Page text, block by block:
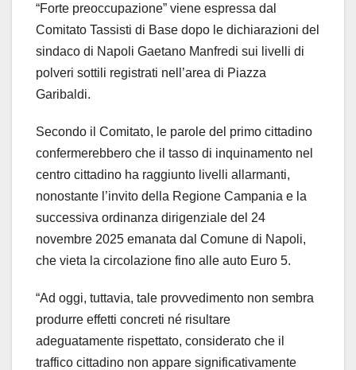
“Forte preoccupazione” viene espressa dal
Comitato Tassisti di Base dopo le dichiarazioni del
sindaco di Napoli Gaetano Manfredi sui livelli di
polveri sottili registrati nell’area di Piazza
Garibaldi.
Secondo il Comitato, le parole del primo cittadino
confermerebbero che il tasso di inquinamento nel
centro cittadino ha raggiunto livelli allarmanti,
nonostante l’invito della Regione Campania e la
successiva ordinanza dirigenziale del 24
novembre 2025 emanata dal Comune di Napoli,
che vieta la circolazione fino alle auto Euro 5.
“Ad oggi, tuttavia, tale provvedimento non sembra
produrre effetti concreti né risultare
adeguatamente rispettato, considerato che il
traffico cittadino non appare significativamente